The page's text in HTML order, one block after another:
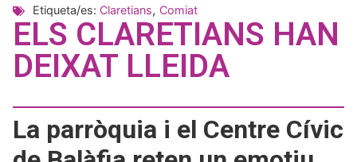
Etiqueta/es: Claretians, Comiat
ELS CLARETIANS HAN
DEIXAT LLEIDA
La parròquia i el Centre Cívic